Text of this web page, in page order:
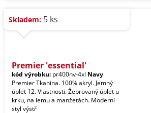
Skladem: 5 ks
Premier 'essential'
kód výrobku: pr400nv-4xl Navy
Premier Tkanina. 100% akryl. Jemný
úplet 12. Vlastnosti. Žebrovaný úplet u
krku, na lemu a manžetách. Moderní
styl výstř